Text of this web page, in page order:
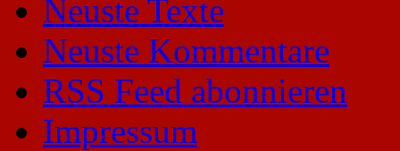
Neuste Texte
Neuste Kommentare
RSS Feed abonnieren
Impressum